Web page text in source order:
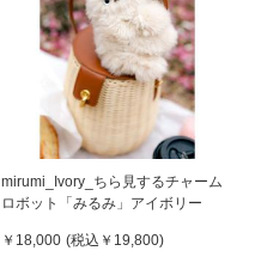
mirumi_Ivory_ちら見するチャーム
ロボット「みるみ」アイボリー
￥18,000 (税込 ￥19,800)